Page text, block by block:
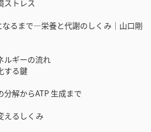
ストレス
るまで―栄養と代謝のしくみ｜山口剛
ギーの流れ
する鍵
解からATP 生成まで
えるしくみ